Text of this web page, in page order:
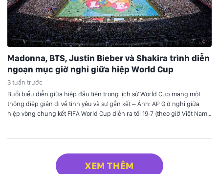
Madonna, BTS, Justin Bieber và Shakira trình diễn
ngoạn mục giờ nghỉ giữa hiệp World Cup
3 tuần trước
Buổi biểu diễn giữa hiệp đầu tiên trong lịch sử World Cup mang một
thông điệp giản dị về tình yêu và sự gắn kết – Ảnh: AP Giờ nghỉ giữa
hiệp vòng chung kết FIFA World Cup diễn ra tối 19-7 (theo giờ Việt Nam)
XEM THÊM